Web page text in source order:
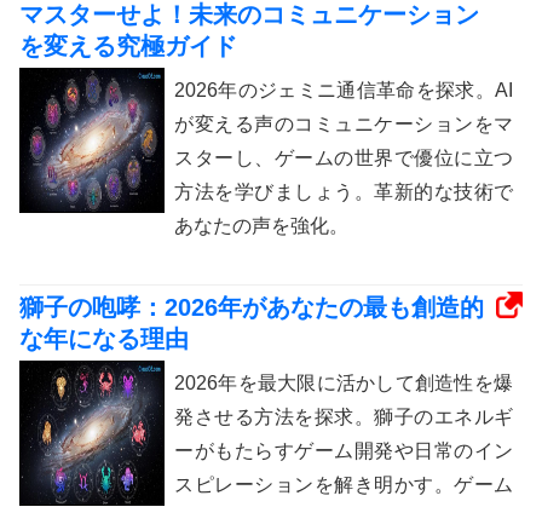
マスターせよ！未来のコミュニケーション
を変える究極ガイド
2026年のジェミニ通信革命を探求。AI
が変える声のコミュニケーションをマ
スターし、ゲームの世界で優位に立つ
方法を学びましょう。革新的な技術で
あなたの声を強化。
獅子の咆哮：2026年があなたの最も創造的
な年になる理由
2026年を最大限に活かして創造性を爆
発させる方法を探求。獅子のエネルギ
ーがもたらすゲーム開発や日常のイン
スピレーションを解き明かす。ゲーム